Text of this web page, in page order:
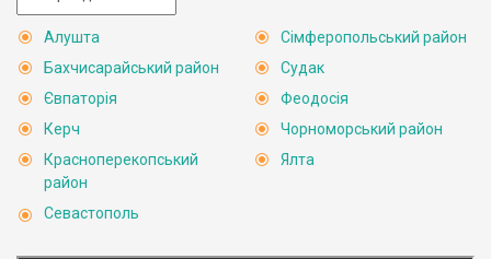
Алушта
Бахчисарайський район
Євпаторія
Керч
Красноперекопський
район
Севастополь
Сімферопольський район
Судак
Феодосія
Чорноморський район
Ялта